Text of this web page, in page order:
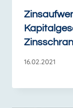
16.02.2021